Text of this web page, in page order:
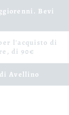
Bevi
l'acquisto di
di 90€
Avellino